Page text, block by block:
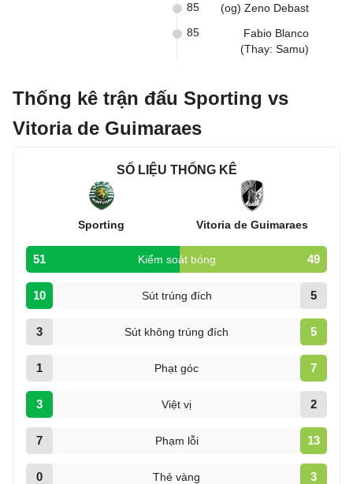
(og) Zeno Debast
85
Fabio Blanco
(Thay: Samu)
85
Thống kê trận đấu Sporting vs
Vitoria de Guimaraes
SỐ LIỆU THỐNG KÊ
Sporting Vitoria de Guimaraes
51 Kiểm soát bóng 49
10 Sút trúng đích 5
3 Sút không trúng đích 5
1 Phạt góc 7
3 Việt vị 2
7 Phạm lỗi 13
0 Thẻ vàng 3